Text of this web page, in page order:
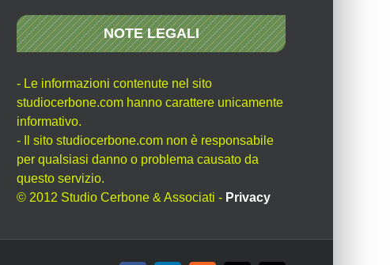
NOTE LEGALI
- Le informazioni contenute nel sito
studiocerbone.com hanno carattere unicamente
informativo.
- Il sito studiocerbone.com non è responsabile
per qualsiasi danno o problema causato da
questo servizio.
© 2012 Studio Cerbone & Associati - Privacy